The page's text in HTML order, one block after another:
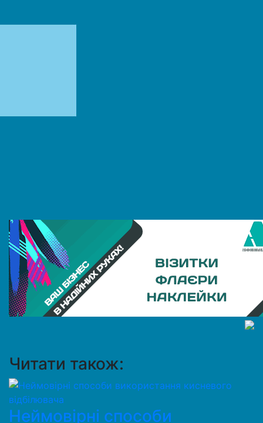
Читати також:
Неймовірні способи